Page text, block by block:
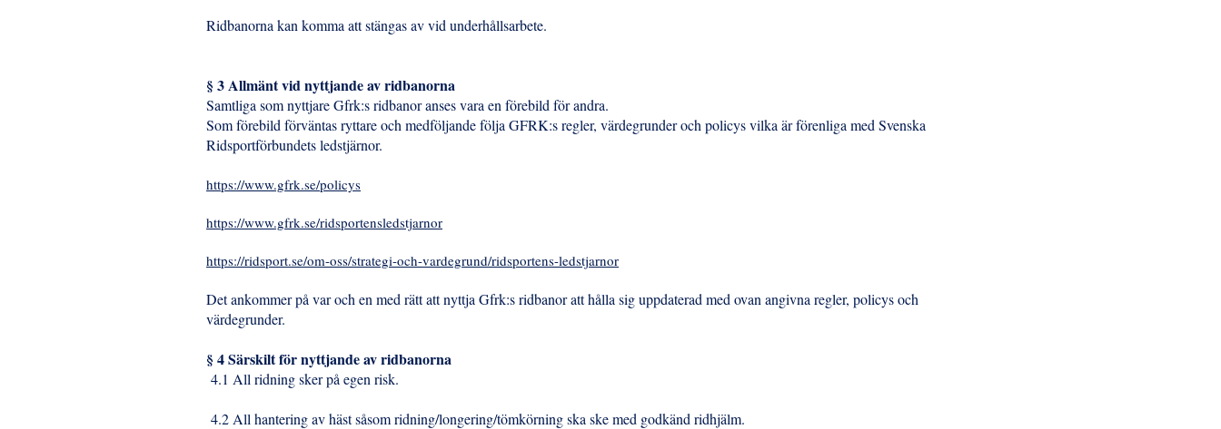
Ridbanorna kan komma att stängas av vid underhållsarbete.
§ 3 Allmänt vid nyttjande av ridbanorna
Samtliga som nyttjare Gfrk:s ridbanor anses vara en förebild för andra.
Som förebild förväntas ryttare och medföljande följa GFRK:s regler, värdegrunder och policys vilka är förenliga med Svenska
Ridsportförbundets ledstjärnor.
https://www.gfrk.se/policys
https://www.gfrk.se/ridsportensledstjarnor
https://ridsport.se/om-oss/strategi-och-vardegrund/ridsportens-ledstjarnor
Det ankommer på var och en med rätt att nyttja Gfrk:s ridbanor att hålla sig uppdaterad med ovan angivna regler, policys och
värdegrunder.
§ 4 Särskilt för nyttjande av ridbanorna
4.1 All ridning sker på egen risk.
4.2 All hantering av häst såsom ridning/longering/tömkörning ska ske med godkänd ridhjälm.